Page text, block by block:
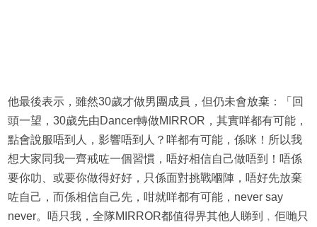
他最後表示，雖然30歲才做男團成員，但仍未會放棄：「回
頭一望，30歲先由Dancer轉做MIRROR，其實咩都有可能，
點會說服唔到人，影響唔到人？咩都有可能，係咪！所以我
想大家同我一齊戒咗一個習慣，唔好相信自己做唔到！唔係
要你叻、或要你做得好好，只係面對挑戰嗰陣，唔好先放棄
咗自己，而係相信自己先，咁就咩都有可能，never say
never。唔只我，全隊MIRROR都值得畀其他人睇到﹐佢哋只